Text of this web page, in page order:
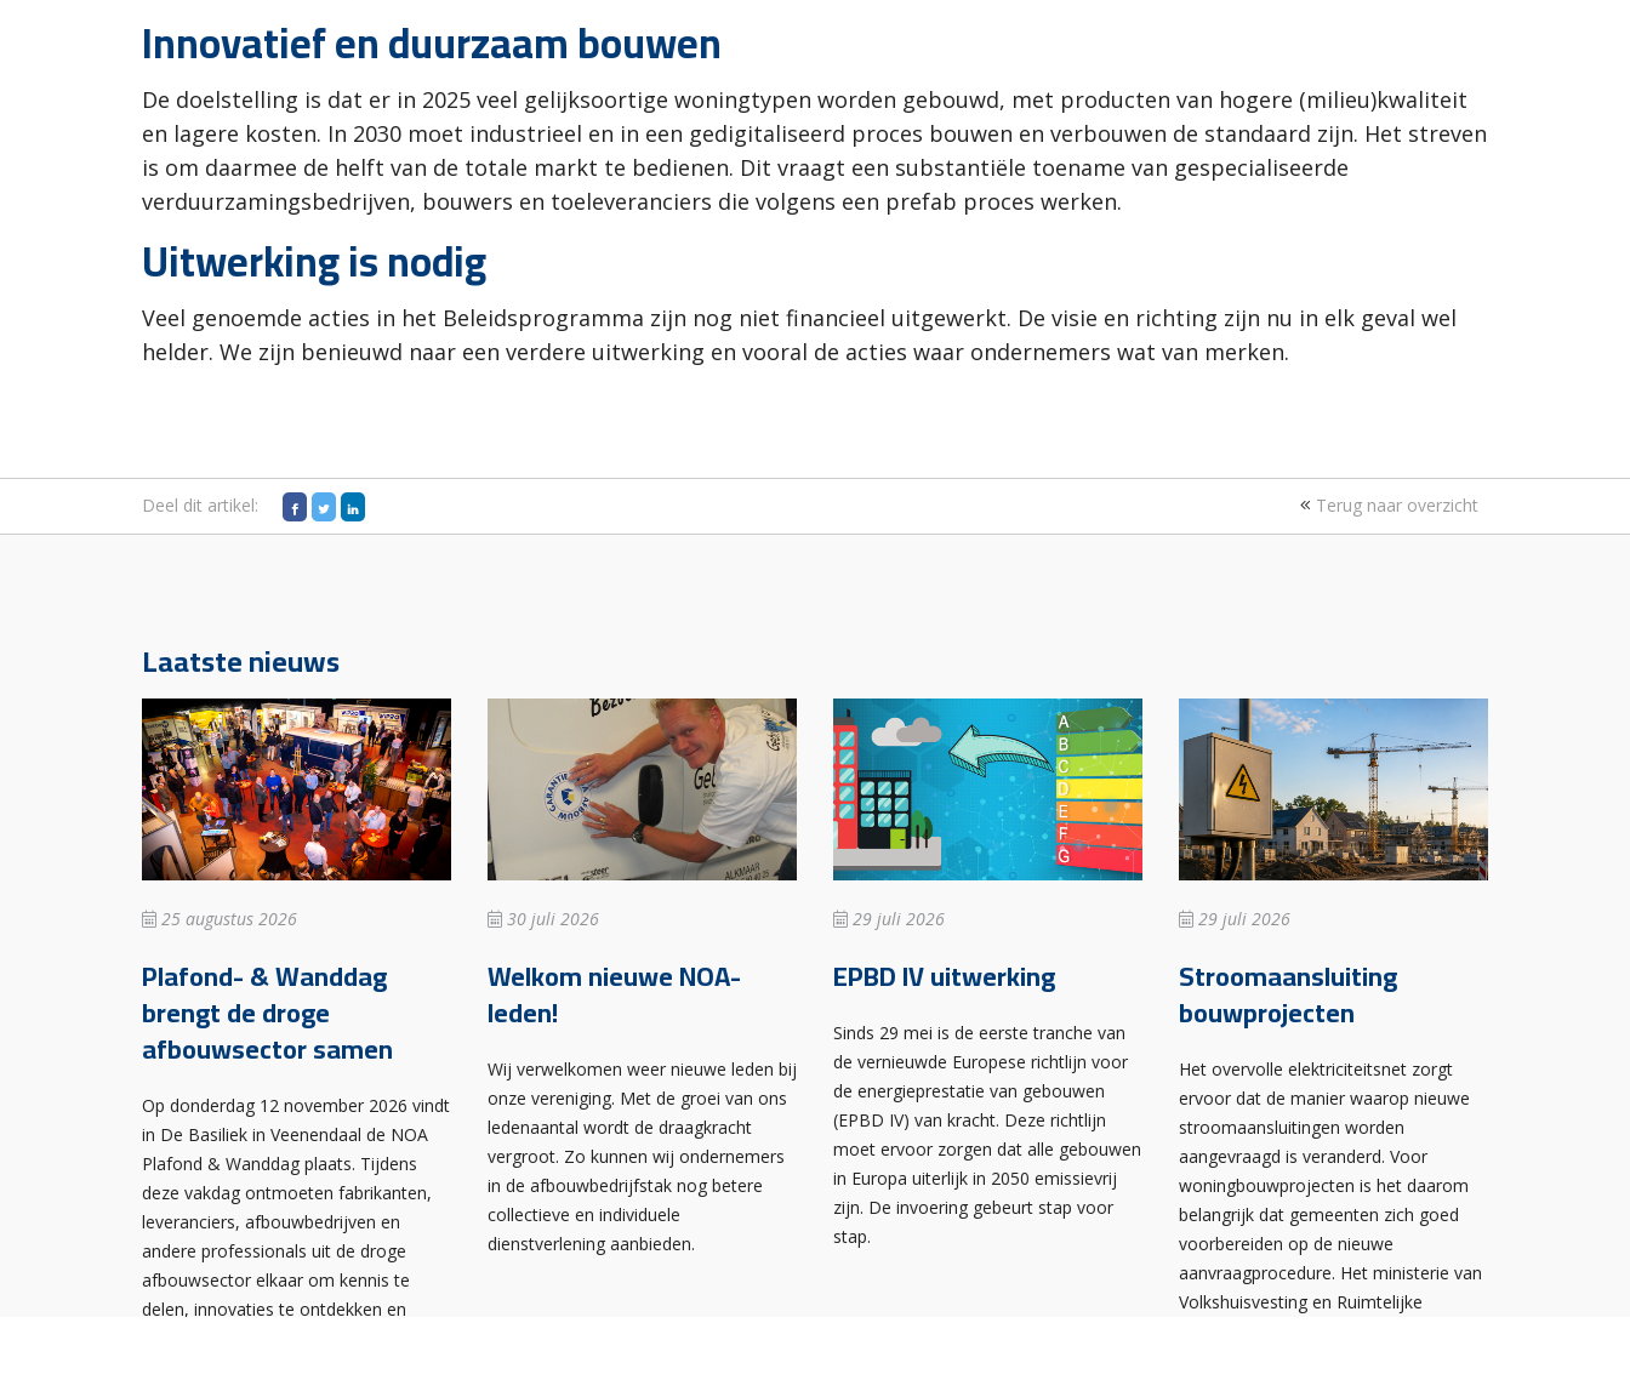
Innovatief en duurzaam bouwen
De doelstelling is dat er in 2025 veel gelijk­soortige woningtypen worden gebouwd, met producten van hogere (milieu)kwaliteit
en lagere kosten. In 2030 moet industrieel en in een gedigitaliseerd proces bouwen en verbouwen de standaard zijn. Het streven
is om daarmee de helft van de totale markt te bedienen. Dit vraagt een substantiële toename van gespecialiseerde
verduurzamingsbedrijven, bouwers en toeleveranciers die volgens een prefab proces werken.
Uitwerking is nodig
Veel genoemde acties in het Beleidsprogramma zijn nog niet financieel uitgewerkt. De visie en richting zijn nu in elk geval wel
helder. We zijn benieuwd naar een verdere uitwerking en vooral de acties waar ondernemers wat van merken.
Deel dit artikel: Terug naar overzicht
Laatste nieuws
25 augustus 2026
Plafond- & Wanddag
brengt de droge
afbouwsector samen
Op donderdag 12 november 2026 vindt
in De Basiliek in Veenendaal de NOA
Plafond & Wanddag plaats. Tijdens
deze vakdag ontmoeten fabrikanten,
leveranciers, afbouwbedrijven en
andere professionals uit de droge
afbouwsector elkaar om kennis te
delen, innovaties te ontdekken en
30 juli 2026
Welkom nieuwe NOA-
leden!
Wij verwelkomen weer nieuwe leden bij
onze vereniging. Met de groei van ons
ledenaantal wordt de draagkracht
vergroot. Zo kunnen wij ondernemers
in de afbouwbedrijfstak nog betere
collectieve en individuele
dienstverlening aanbieden.
29 juli 2026
EPBD IV uitwerking
Sinds 29 mei is de eerste tranche van
de vernieuwde Europese richtlijn voor
de energieprestatie van gebouwen
(EPBD IV) van kracht. Deze richtlijn
moet ervoor zorgen dat alle gebouwen
in Europa uiterlijk in 2050 emissievrij
zijn. De invoering gebeurt stap voor
stap.
29 juli 2026
Stroomaansluiting
bouwprojecten
Het overvolle elektriciteitsnet zorgt
ervoor dat de manier waarop nieuwe
stroomaansluitingen worden
aangevraagd is veranderd. Voor
woningbouwprojecten is het daarom
belangrijk dat gemeenten zich goed
voorbereiden op de nieuwe
aanvraagprocedure. Het ministerie van
Volkshuisvesting en Ruimtelijke